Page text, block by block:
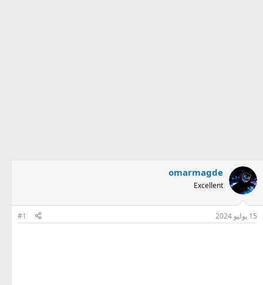
omarmagde
Excellent
15 يوليو 2024 #1